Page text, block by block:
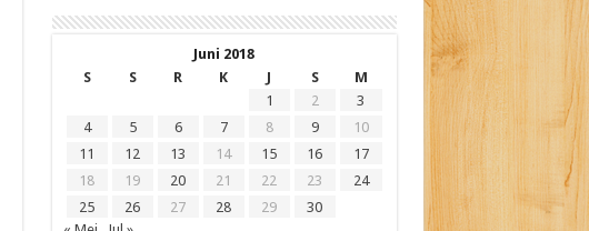
Juni 2018
S
S R K J S
M
1
2
3
4
5 6 7 8 9
10
11
12 13 14 15 16
17
18
19 20 21 22 23
24
25
26 27 28 29
30